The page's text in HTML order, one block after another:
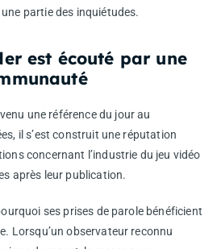
partie des inquiétudes.
est écouté par une
une référence du jour au
il s’est construit une réputation
concernant l’industrie du jeu vidéo
après leur publication.
ses prises de parole bénéficient
Lorsqu’un observateur reconnu